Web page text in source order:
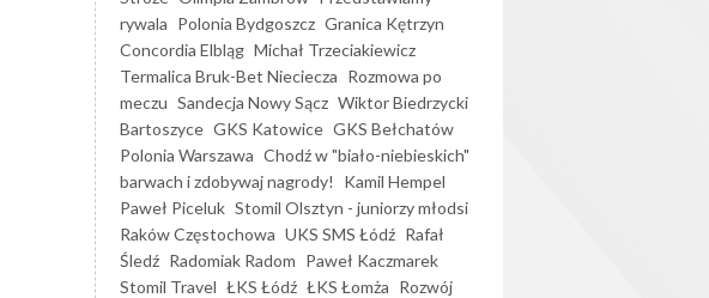
rywala Polonia Bydgoszcz Granica Kętrzyn
Concordia Elbląg Michał Trzeciakiewicz
Termalica Bruk-Bet Nieciecza Rozmowa po
meczu Sandecja Nowy Sącz Wiktor Biedrzycki
Bartoszyce GKS Katowice GKS Bełchatów
Polonia Warszawa Chodź w "biało-niebieskich"
barwach i zdobywaj nagrody!
Kamil Hempel
Paweł Piceluk Stomil Olsztyn - juniorzy młodsi
Raków Częstochowa UKS SMS Łódź Rafał
Śledź Radomiak Radom Paweł Kaczmarek
Stomil Travel ŁKS Łódź ŁKS Łomża Rozwój